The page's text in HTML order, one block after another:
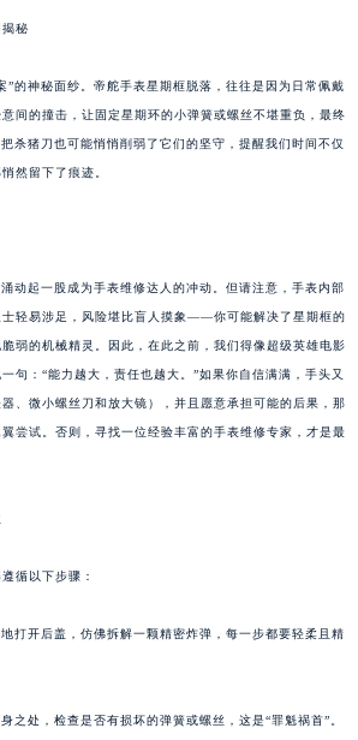
秘
”的神秘面纱。帝舵手表星期框脱落，往往是因为日常佩戴
间的撞击，让固定星期环的小弹簧或螺丝不堪重负，最终
杀猪刀也可能悄悄削弱了它们的坚守，提醒我们时间不仅
然留下了痕迹。
动起一股成为手表维修达人的冲动。但请注意，手表内部
士轻易涉足，风险堪比盲人摸象——你可能解决了星期框的
弱的机械精灵。因此，在此之前，我们得像超级英雄电影
句：“能力越大，责任也越大。”如果你自信满满，手头又
、微小螺丝刀和放大镜），并且愿意承担可能的后果，那
尝试。否则，寻找一位经验丰富的手表维修专家，才是最
循以下步骤：
打开后盖，仿佛拆解一颗精密炸弹，每一步都要轻柔且精
之处，检查是否有损坏的弹簧或螺丝，这是“罪魁祸首”。